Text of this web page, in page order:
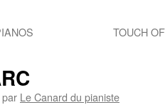
TOUCH
par Le Canard du pianiste